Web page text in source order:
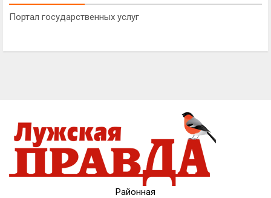
Портал государственных услуг
Районная